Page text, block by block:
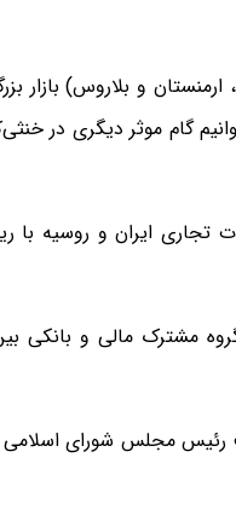
و بلاروس) بازار
گام موثر دیگری در
اظهار داشت: حدود ۴۰درصد از مبادلات تجاری ایران و
مشترک مالی و بانکی
رئیس مجلس شورای اسلامی